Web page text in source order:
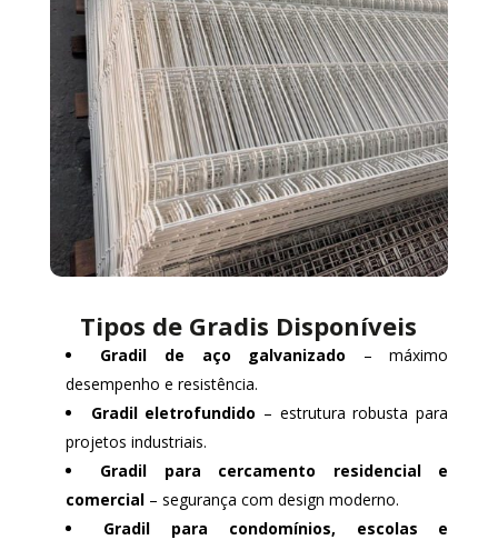
Tipos de Gradis Disponíveis
Gradil de aço galvanizado – máximo
desempenho e resistência.
Gradil eletrofundido – estrutura robusta para
projetos industriais.
Gradil para cercamento residencial e
comercial– segurança com design moderno.
Gradil para condomínios, escolas e